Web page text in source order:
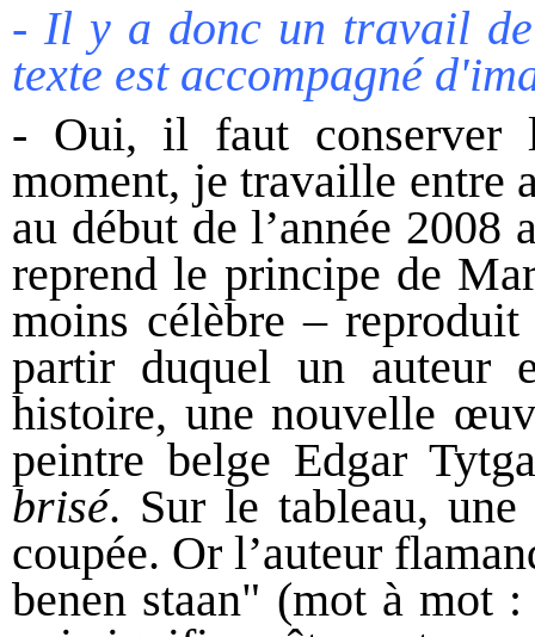
- Il y a donc un travail
texte est accompagné
- Oui, il faut conserver
moment, je travaille entre
au début de l’année 2008
reprend le principe de
moins célèbre –
partir duquel un auteur
histoire, une nouvelle
peintre belge Edgar
brisé. Sur le tableau, une
coupée. Or l’auteur
benen staan" (mot à mot